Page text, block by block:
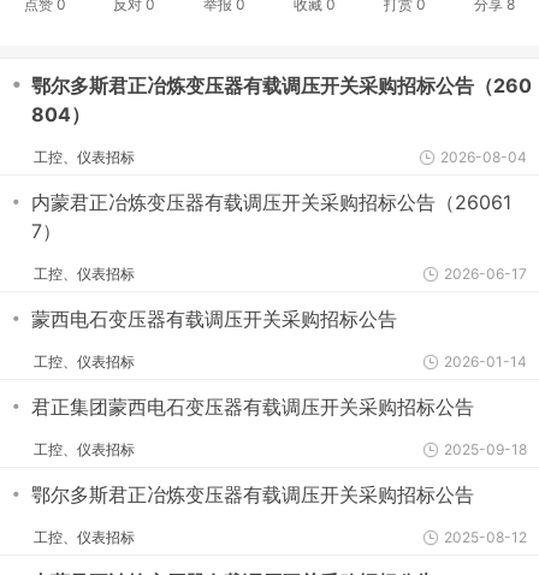
点赞 0 反对0 举报 0 收藏 0 打赏 0 分享 8
・ 鄂尔多斯君正冶炼变压器有载调压开关采购招标公告（260
804）
工控、仪表招标 2026-08-04
・ 内蒙君正冶炼变压器有载调压开关采购招标公告（26061
7）
工控、仪表招标 2026-06-17
・ 蒙西电石变压器有载调压开关采购招标公告
工控、仪表招标 2026-01-14
・ 君正集团蒙西电石变压器有载调压开关采购招标公告
工控、仪表招标 2025-09-18
・ 鄂尔多斯君正冶炼变压器有载调压开关采购招标公告
工控、仪表招标 2025-08-12